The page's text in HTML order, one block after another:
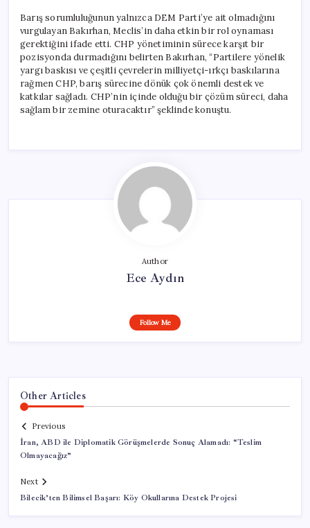
Barış sorumluluğunun yalnızca DEM Parti’ye ait olmadığını
vurgulayan Bakırhan, Meclis’in daha etkin bir rol oynaması
gerektiğini ifade etti. CHP yönetiminin sürece karşıt bir
pozisyonda durmadığını belirten Bakırhan, “Partilere yönelik
yargı baskısı ve çeşitli çevrelerin milliyetçi-ırkçı baskılarına
rağmen CHP, barış sürecine dönük çok önemli destek ve
katkılar sağladı. CHP’nin içinde olduğu bir çözüm süreci, daha
sağlam bir zemine oturacaktır” şeklinde konuştu.
Author
Ece Aydın
Follow Me
Other Articles
Previous
İran, ABD ile Diplomatik Görüşmelerde Sonuç Alamadı: “Teslim
Olmayacağız”
Next
Bilecik’ten Bilimsel Başarı: Köy Okullarına Destek Projesi